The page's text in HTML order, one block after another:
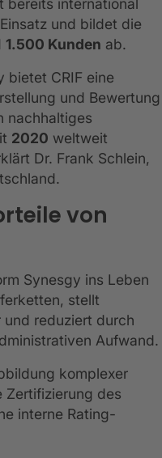
bereits international
und bildet die
1.500 Kunden ab.
bietet CRIF eine
und Bewertung
nachhaltiges
2020 weltweit
Dr. Frank Schlein,
von
Synesgy ins Leben
stellt
reduziert durch
Aufwand.
komplexer
Zertifizierung des
interne Rating-